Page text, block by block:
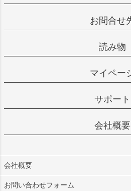
お問合せ
読み物
マイペー
サポート
会社概要
会社概要
お問い合わせフォーム